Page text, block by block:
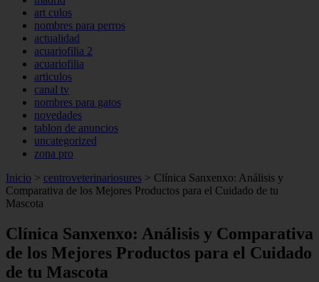
art culos
nombres para perros
actualidad
acuariofilia 2
acuariofilia
articulos
canal tv
nombres para gatos
novedades
tablon de anuncios
uncategorized
zona pro
Inicio > centroveterinariosures > Clínica Sanxenxo: Análisis y
Comparativa de los Mejores Productos para el Cuidado de tu
Mascota
Clínica Sanxenxo: Análisis y Comparativa
de los Mejores Productos para el Cuidado
de tu Mascota